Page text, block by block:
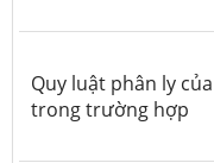
Quy luật phân ly
trong trường hợp